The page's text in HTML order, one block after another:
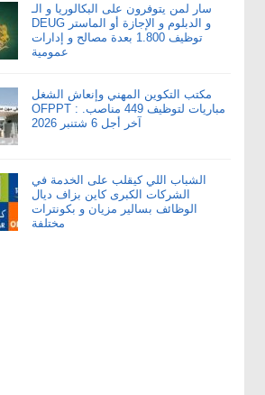
سار لمن يتوفرون على البكالوريا و الـ
DEUG و الدبلوم و الإجازة أو الماستر
توظيف 1.800 بعدة مصالح و إدارات
عمومية
مكتب التكوين المهني وإنعاش الشغل
OFPPT : مباريات لتوظيف 449 مناصب.
آخر أجل 6 شتنبر 2026
الشباب اللي كيقلب على الخدمة في
الشركات الكبرى كاين بزاف ديال
الوظائف بسالير مزيان و بكونترات
مختلفة